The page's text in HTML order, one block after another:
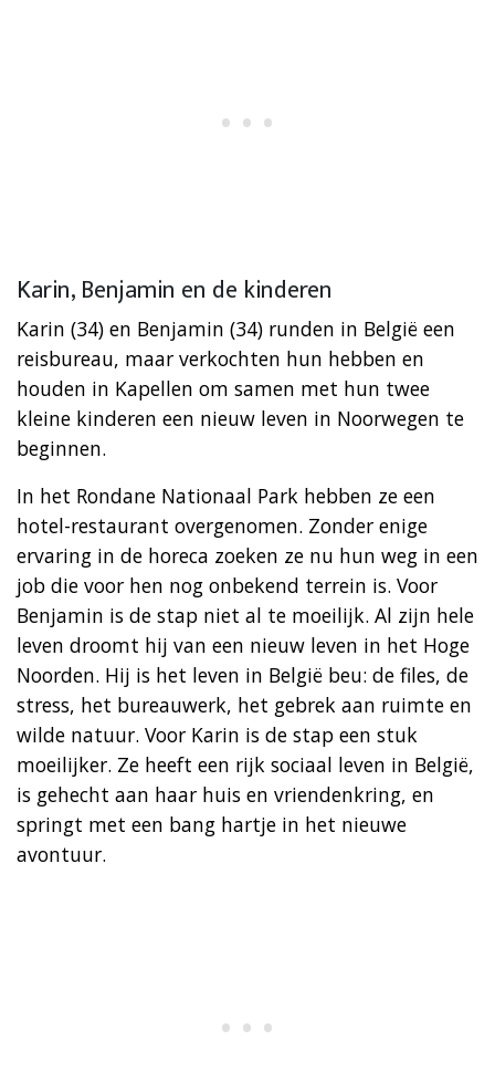
Karin, Benjamin en de kinderen
Karin (34) en Benjamin (34) runden in België een
reisbureau, maar verkochten hun hebben en
houden in Kapellen om samen met hun twee
kleine kinderen een nieuw leven in Noorwegen te
beginnen.
In het Rondane Nationaal Park hebben ze een
hotel-restaurant overgenomen. Zonder enige
ervaring in de horeca zoeken ze nu hun weg in een
job die voor hen nog onbekend terrein is. Voor
Benjamin is de stap niet al te moeilijk. Al zijn hele
leven droomt hij van een nieuw leven in het Hoge
Noorden. Hij is het leven in België beu: de files, de
stress, het bureauwerk, het gebrek aan ruimte en
wilde natuur. Voor Karin is de stap een stuk
moeilijker. Ze heeft een rijk sociaal leven in België,
is gehecht aan haar huis en vriendenkring, en
springt met een bang hartje in het nieuwe
avontuur.